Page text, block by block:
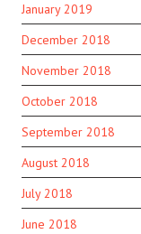
January 2019
December 2018
November 2018
October 2018
September 2018
August 2018
July 2018
June 2018